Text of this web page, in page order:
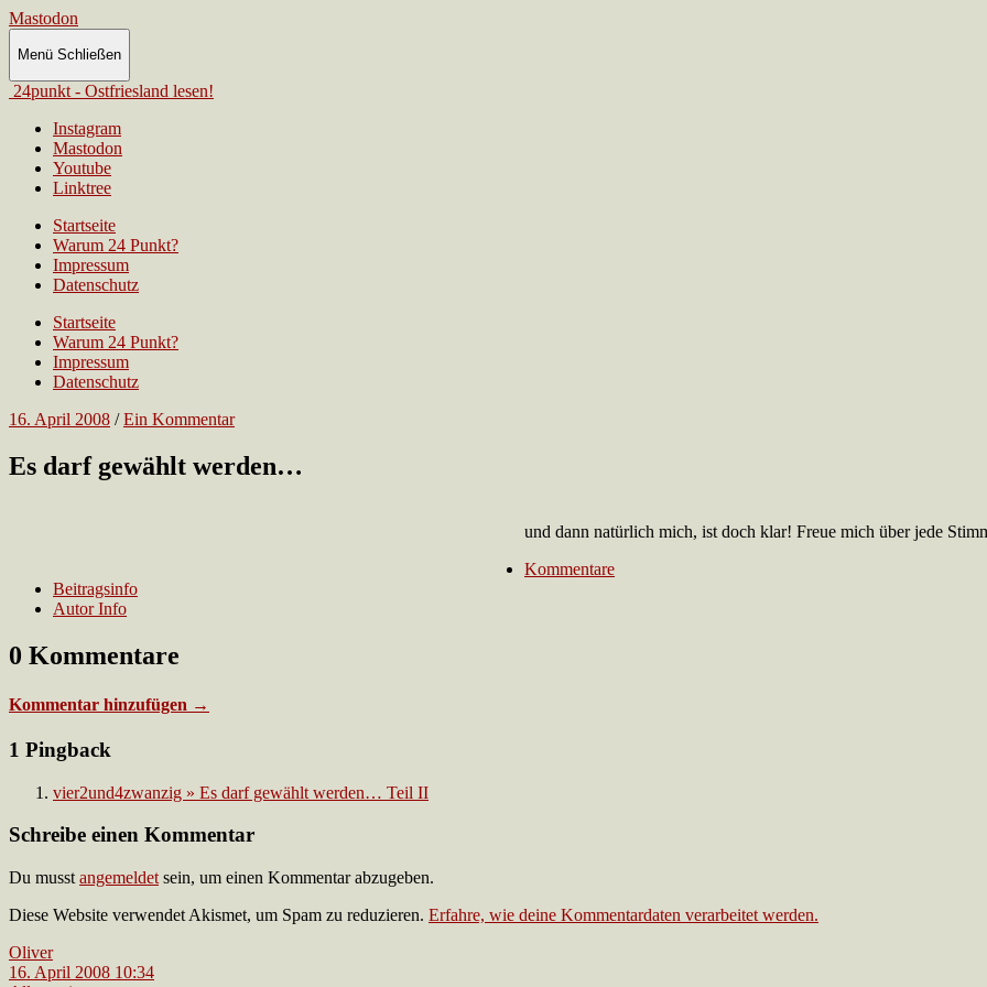
Mastodon
Menü Schließen
24punkt - Ostfriesland lesen!
Instagram
Mastodon
Youtube
Linktree
Startseite
Warum 24 Punkt?
Impressum
Datenschutz
Startseite
Warum 24 Punkt?
Impressum
Datenschutz
16. April 2008 / Ein Kommentar
Es darf gewählt werden…
und dann natürlich mich, ist doch klar! Freue mich über jede
Kommentare
Beitragsinfo
Autor Info
0 Kommentare
Kommentar hinzufügen →
1 Pingback
vier2und4zwanzig » Es darf gewählt werden… Teil II
Schreibe einen Kommentar
Du musstangemeldetsein, um einen Kommentar abzugeben.
Diese Website verwendet Akismet, um Spam zu reduzieren. Erfahre, wie deine Kommentardaten verarbeitet werden.
Oliver
16. April 2008 10:34